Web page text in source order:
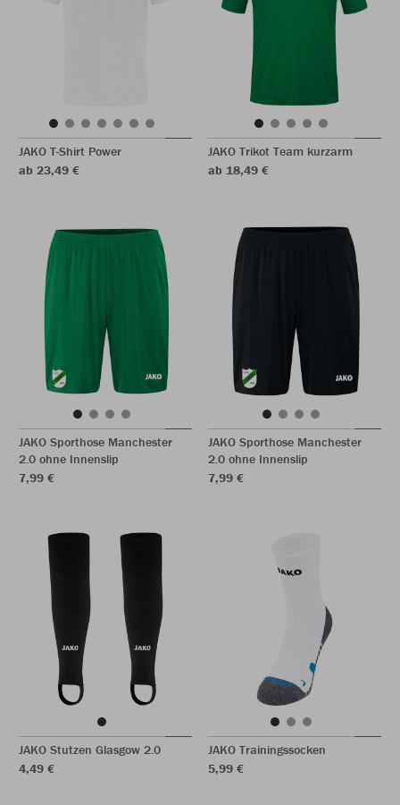
JAKO T-Shirt Power
ab 23,49 €
JAKO Trikot Team kurzarm
ab 18,49 €
JAKO Sporthose Manchester
2.0 ohne Innenslip
7,99 €
JAKO Sporthose Manchester
2.0 ohne Innenslip
7,99 €
JAKO Stutzen Glasgow 2.0
4,49 €
JAKO Trainingssocken
5,99 €